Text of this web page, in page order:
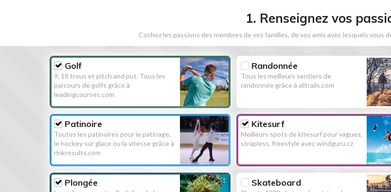
1. Renseignez vos
Cochez les passions des membres de vos familles, de vos amis avec lesquels
Golf
9, 18 trous et pitch and put. Tous les
parcours de golfs grâce à
leadingcourses.com
Randonnée
Tous les meilleurs sentiers de
randonnée grâce à alltrails.com
Patinoire
Toutes les patinoires pour le patinage,
le hockey sur glace ou la vitesse grâce à
rinkresults.com
Kitesurf
Meilleurs spots de kitesurf pour vagues,
strapless, freestyle avec windguru.cz
Plongée Skateboard